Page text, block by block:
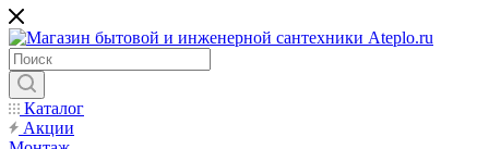
Каталог
Акции